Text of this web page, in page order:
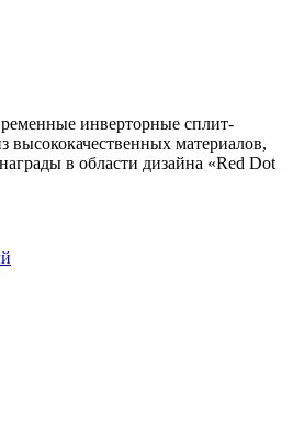
инверторные сплит-
высококачественных материалов,
в области дизайна «Red Dot